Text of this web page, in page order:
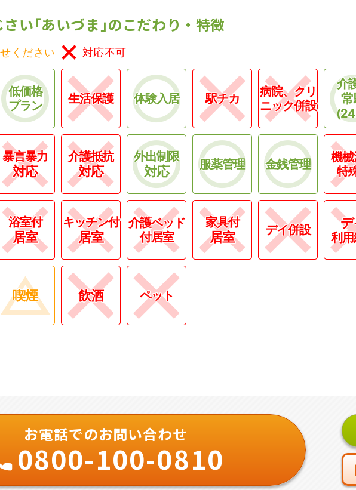
い｢あいづま｣のこだわり・特徴
ください 対応不可
低価格
プラン
生活保護 体験入居 駅チカ
病院、クリ
ニック併設
介
暴言暴力
対応
介護抵抗
対応
外出制限
対応 服薬管理 金銭管理
機
特
浴室付
居室
キッチン付
居室
介護ベッド
付居室
家具付
居室 デイ併設
利
喫煙 飲酒 ペット
お電話でのお問い合わせ
0800-100-0810